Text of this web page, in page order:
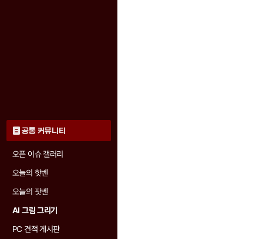
공통 커뮤니티
오픈 이슈 갤러리
오늘의 핫벤
오늘의 팟벤
AI 그림 그리기
PC 견적 게시판